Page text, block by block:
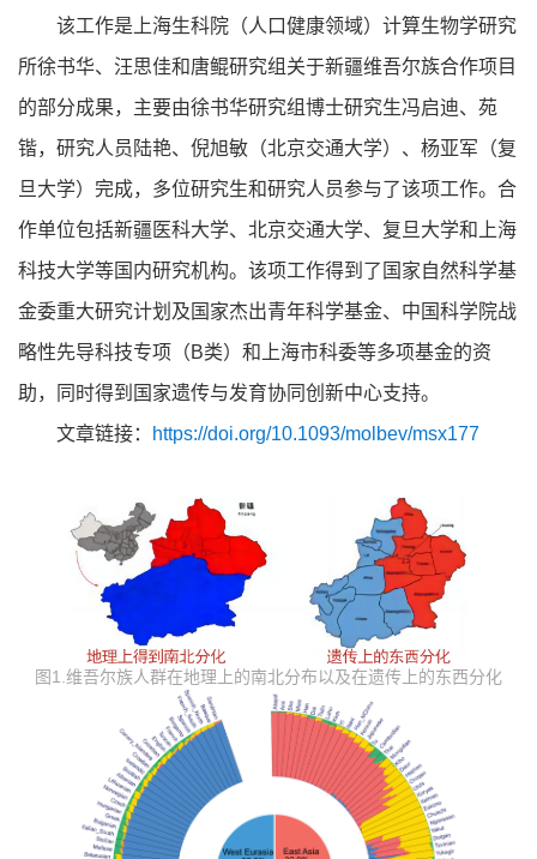
该工作是上海生科院（人口健康领域）计算生物学研究
所徐书华、汪思佳和唐鲲研究组关于新疆维吾尔族合作项目
的部分成果，主要由徐书华研究组博士研究生冯启迪、苑
锴，研究人员陆艳、倪旭敏（北京交通大学）、杨亚军（复
旦大学）完成，多位研究生和研究人员参与了该项工作。合
作单位包括新疆医科大学、北京交通大学、复旦大学和上海
科技大学等国内研究机构。该项工作得到了国家自然科学基
金委重大研究计划及国家杰出青年科学基金、中国科学院战
略性先导科技专项（B类）和上海市科委等多项基金的资
助，同时得到国家遗传与发育协同创新中心支持。
文章链接：
https://doi.org/10.1093/molbev/msx177
图1.维吾尔族人群在地理上的南北分布以及在遗传上的东西分化